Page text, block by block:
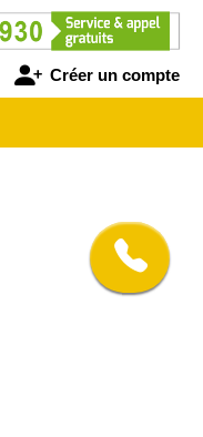
Créer un compte